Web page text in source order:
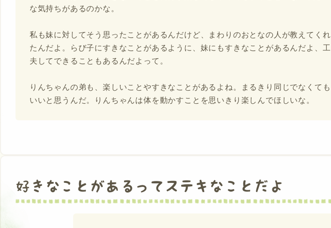
な気持ちがあるのかな。
私も妹に対してそう思ったことがあるんだけど、まわりのおとなの人が教えてくれ
たんだよ。らび子にすきなことがあるように、妹にもすきなことがあるんだよ、工
夫してできることもあるんだよって。
りんちゃんの弟も、楽しいことやすきなことがあるよね。まるきり同じでなくても
いいと思うんだ。りんちゃんは体を動かすことを思いきり楽しんでほしいな。
好きなことがあるってステキなことだよ